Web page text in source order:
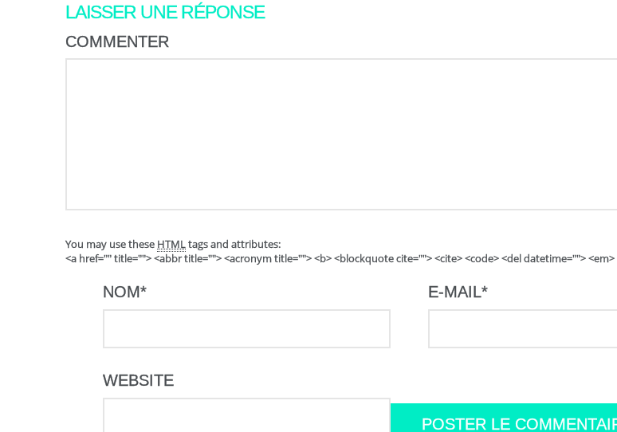
LAISSER UNE RÉPONSE
COMMENTER
You may use these HTMLtags and attributes:
<a href="" title=""> <abbr title=""> <acronym title=""> <b> <blockquote cite=""> <cite> <code> <del datetime=""> <em>
NOM* E-MAIL*
WEBSITE